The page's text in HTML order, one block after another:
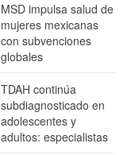
MSD impulsa salud de
mujeres mexicanas
con subvenciones
globales
TDAH continúa
subdiagnosticado en
adolescentes y
adultos: especialistas